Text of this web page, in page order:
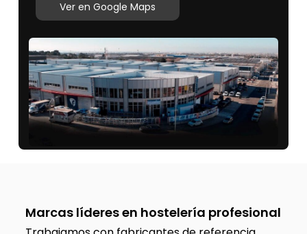
Ver en Google Maps
Marcas líderes en hostelería profesional